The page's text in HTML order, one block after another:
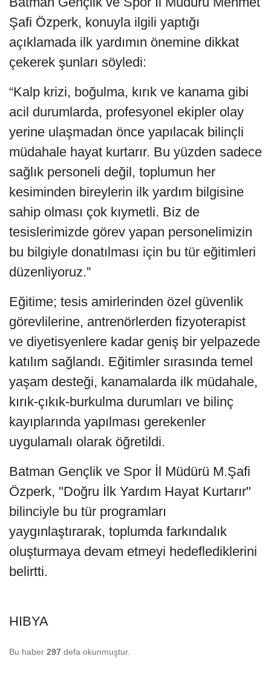
Şafi Özperk, konuyla ilgili yaptığı
açıklamada ilk yardımın önemine dikkat
çekerek şunları söyledi:
“Kalp krizi, boğulma, kırık ve kanama gibi
acil durumlarda, profesyonel ekipler olay
yerine ulaşmadan önce yapılacak bilinçli
müdahale hayat kurtarır. Bu yüzden sadece
sağlık personeli değil, toplumun her
kesiminden bireylerin ilk yardım bilgisine
sahip olması çok kıymetli. Biz de
tesislerimizde görev yapan personelimizin
bu bilgiyle donatılması için bu tür eğitimleri
düzenliyoruz.”
Eğitime; tesis amirlerinden özel güvenlik
görevlilerine, antrenörlerden fizyoterapist
ve diyetisyenlere kadar geniş bir yelpazede
katılım sağlandı. Eğitimler sırasında temel
yaşam desteği, kanamalarda ilk müdahale,
kırık-çıkık-burkulma durumları ve bilinç
kayıplarında yapılması gerekenler
uygulamalı olarak öğretildi.
Batman Gençlik ve Spor İl Müdürü M.Şafi
Özperk, "Doğru İlk Yardım Hayat Kurtarır"
bilinciyle bu tür programları
yaygınlaştırarak, toplumda farkındalık
oluşturmaya devam etmeyi hedeflediklerini
belirtti.
HIBYA
Bu haber 297 defa okunmuştur.